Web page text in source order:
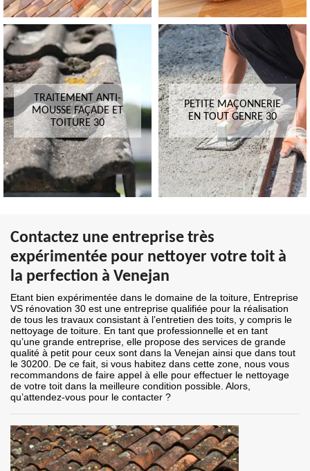
TRAITEMENT ANTI-
MOUSSE FAÇADE ET
TOITURE 30
PETITE MAÇONNERIE
EN TOUT GENRE 30
Contactez une entreprise très
expérimentée pour nettoyer votre toit à
la perfection à Venejan
Etant bien expérimentée dans le domaine de la toiture, Entreprise
VS rénovation 30 est une entreprise qualifiée pour la réalisation
de tous les travaux consistant à l’entretien des toits, y compris le
nettoyage de toiture. En tant que professionnelle et en tant
qu’une grande entreprise, elle propose des services de grande
qualité à petit pour ceux sont dans la Venejan ainsi que dans tout
le 30200. De ce fait, si vous habitez dans cette zone, nous vous
recommandons de faire appel à elle pour effectuer le nettoyage
de votre toit dans la meilleure condition possible. Alors,
qu’attendez-vous pour le contacter ?